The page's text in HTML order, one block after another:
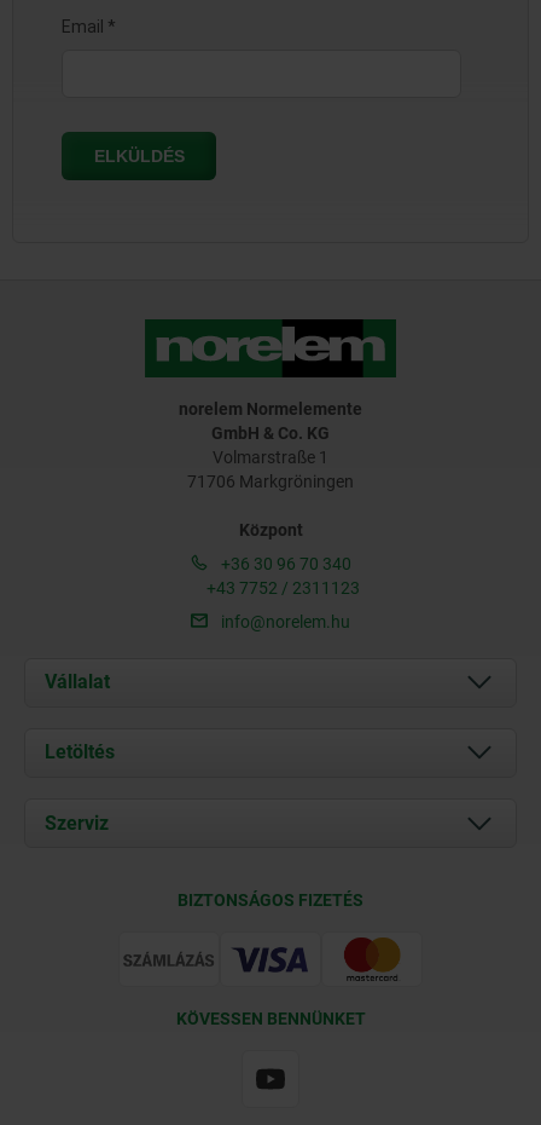
norelem Normelemente
GmbH & Co. KG
Volmarstraße 1
71706 Markgröningen
Központ
+36 30 96 70 340
+43 7752 / 2311123
info@norelem.hu
Vállalat
Rólunk
Kapcsolat
Letöltés
Documents
Szerviz
BIZTONSÁGOS FIZETÉS
KÖVESSEN BENNÜNKET